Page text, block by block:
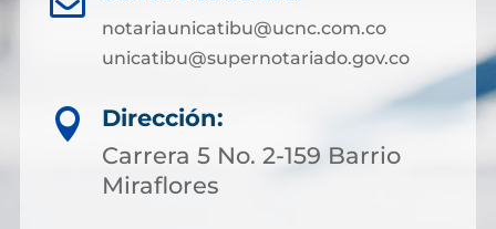
notariaunicatibu@ucnc.com.co
unicatibu@supernotariado.gov.co

Dirección:
Carrera 5 No. 2-159 Barrio
Miraflores